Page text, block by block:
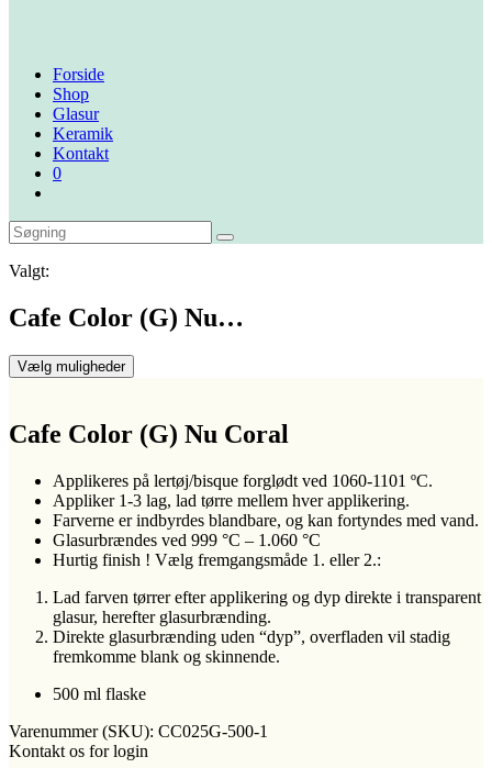
Forside
Shop
Glasur
Keramik
Kontakt
0
Valgt:
Cafe Color (G) Nu…
Vælg muligheder
Cafe Color (G) Nu Coral
Applikeres på lertøj/bisque forglødt ved 1060-1101 ºC.
Appliker 1-3 lag, lad tørre mellem hver applikering.
Farverne er indbyrdes blandbare, og kan fortyndes med vand.
Glasurbrændes ved 999 °C – 1.060 °C
Hurtig finish ! Vælg fremgangsmåde 1. eller 2.:
Lad farven tørrer efter applikering og dyp direkte i transparent
glasur, herefter glasurbrænding.
Direkte glasurbrænding uden “dyp”, overfladen vil stadig
fremkomme blank og skinnende.
500 ml flaske
Varenummer (SKU): CC025G-500-1
Kontakt os for login